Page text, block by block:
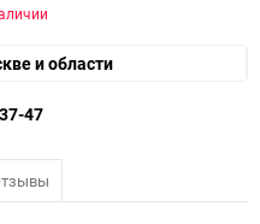
и области
47